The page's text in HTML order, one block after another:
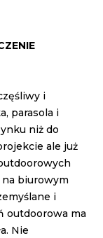
i
parasola i
niż do
ale już
na biurowym
i
outdoorowa ma
Nie